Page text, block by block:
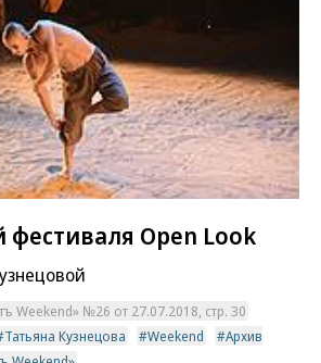
фестиваля Open Look
Weekend» №26 от 27.07.2018, стр. 30
Татьяна Кузнецова Weekend
Архив